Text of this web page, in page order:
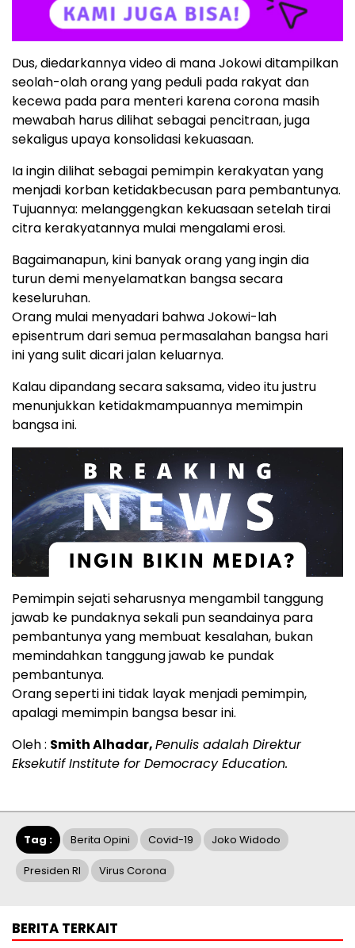
Dus, diedarkannya video di mana Jokowi ditampilkan
seolah-olah orang yang peduli pada rakyat dan
kecewa pada para menteri karena corona masih
mewabah harus dilihat sebagai pencitraan, juga
sekaligus upaya konsolidasi kekuasaan.
Ia ingin dilihat sebagai pemimpin kerakyatan yang
menjadi korban ketidakbecusan para pembantunya.
Tujuannya: melanggengkan kekuasaan setelah tirai
citra kerakyatannya mulai mengalami erosi.
Bagaimanapun, kini banyak orang yang ingin dia
turun demi menyelamatkan bangsa secara
keseluruhan.
Orang mulai menyadari bahwa Jokowi-lah
episentrum dari semua permasalahan bangsa hari
ini yang sulit dicari jalan keluarnya.
Kalau dipandang secara saksama, video itu justru
menunjukkan ketidakmampuannya memimpin
bangsa ini.
Pemimpin sejati seharusnya mengambil tanggung
jawab ke pundaknya sekali pun seandainya para
pembantunya yang membuat kesalahan, bukan
memindahkan tanggung jawab ke pundak
pembantunya.
Orang seperti ini tidak layak menjadi pemimpin,
apalagi memimpin bangsa besar ini.
Oleh : Smith Alhadar,Penulis adalah Direktur
Eksekutif Institute for Democracy Education.
Tag : Berita Opini Covid-19 Joko Widodo
Presiden RI Virus Corona
BERITA TERKAIT